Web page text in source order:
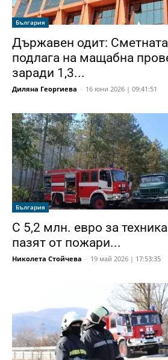
България
Държавен одит:
подлага на мащабна
заради 1,3...
Диляна Георгиева - 16 юни 2026 | 09:41:51
България
С 5,2 млн. евро за
пазят от пожари...
Николета Стойчева - 19 май 2026 | 17:53:35